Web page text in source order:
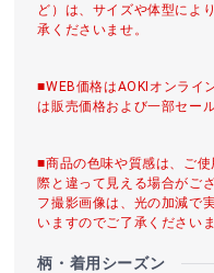
ど）は、サイズや体型によ
承くださいませ。
■WEB価格はAOKIオンライ
は販売価格および一部セー
■商品の色味や質感は、ご
際と違って見える場合がご
フ撮影画像は、光の加減で
いますのでご了承くださいま
柄・着用シーズン